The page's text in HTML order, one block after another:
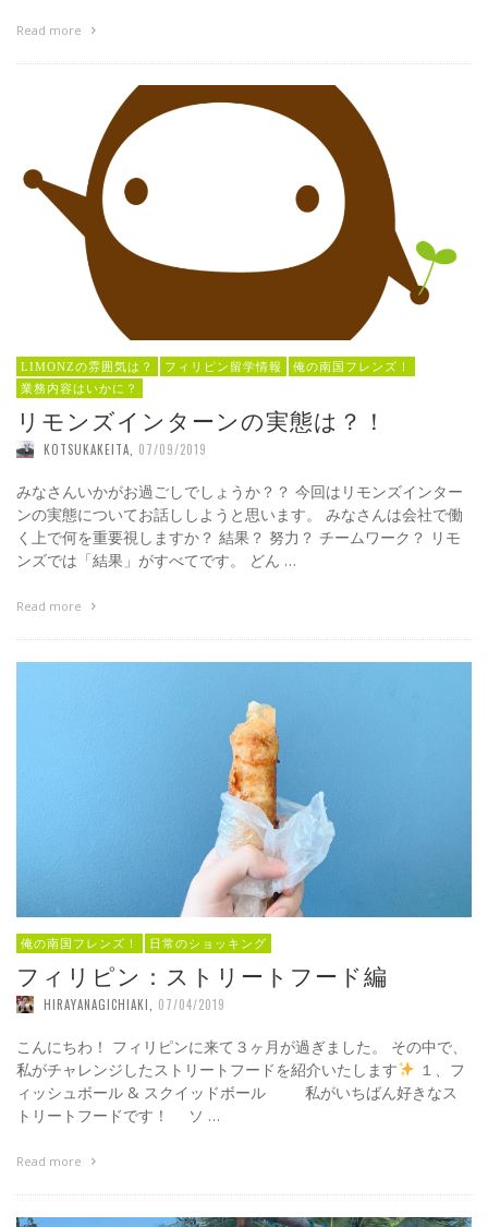
Read more
LIMONZの雰囲気は？ フィリピン留学情報
俺の南国フレンズ！
業務内容はいかに？
リモンズインターンの実態は？！
KOTSUKAKEITA 07/09/2019
みなさんいかがお過ごしでしょうか？？ 今回はリモンズインター
ンの実態についてお話ししようと思います。 みなさんは会社で働
く上で何を重要視しますか？ 結果？ 努力？ チームワーク？ リモ
ンズでは「結果」がすべてです。 どん …
Read more
俺の南国フレンズ！ 日常のショッキング
フィリピン：ストリートフード編
HIRAYANAGICHIAKI 07/04/2019
こんにちわ！ フィリピンに来て３ヶ月が過ぎました。 その中で、
私がチャレンジしたストリートフードを紹介いたします
１、フ
ィッシュボール & スクイッドボール 私がいちばん好きなス
トリートフードです！ ソ …
Read more